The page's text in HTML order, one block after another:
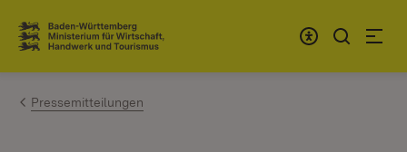
Zum Inhalt springen
Link zur Startseite
Pressemitteilungen